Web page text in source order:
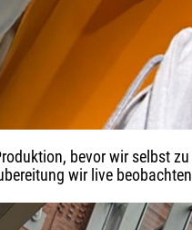
bevor wir selbst
wir live